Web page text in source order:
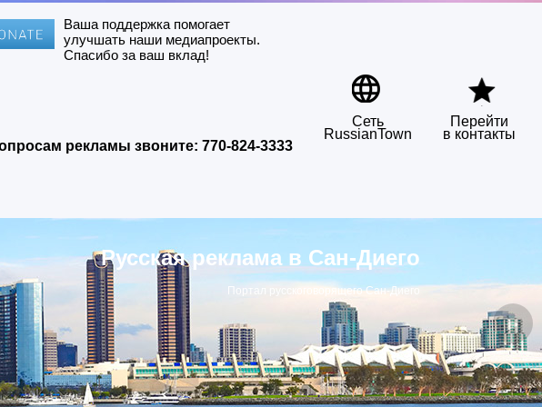
Ваша поддержка помогает
улучшать наши медиапроекты.
Спасибо за ваш вклад!
рекламы звоните: 770-824-3333
Сеть
RussianTown
Перейти
в контакты
Русская реклама в Сан-Диего
Портал русскоговорящего Сан-Диего
▶